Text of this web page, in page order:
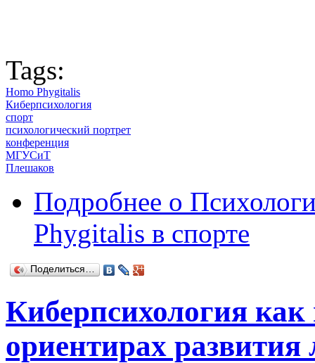
Tags:
Homo Phygitalis
Киберпсихология
спорт
психологический портрет
конференция
МГУСиТ
Плешаков
Подробнее о
Phygitalis в спорте
Поделиться…
Киберпсихология
ориентирах развития